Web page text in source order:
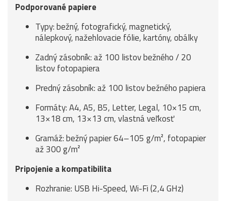
Podporované papiere
Typy: bežný, fotografický, magnetický,
nálepkový, nažehlovacie fólie, kartóny, obálky
Zadný zásobník: až 100 listov bežného / 20
listov fotopapiera
Predný zásobník: až 100 listov bežného papiera
Formáty: A4, A5, B5, Letter, Legal, 10×15 cm,
13×18 cm, 13×13 cm, vlastná veľkosť
Gramáž: bežný papier 64–105 g/m², fotopapier
až 300 g/m²
Pripojenie a kompatibilita
Rozhranie: USB Hi-Speed, Wi-Fi (2,4 GHz)